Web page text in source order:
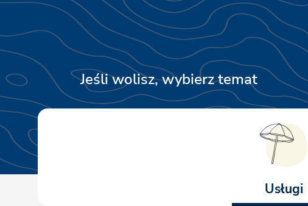
Jeśli wolisz, wybierz temat
Usługi